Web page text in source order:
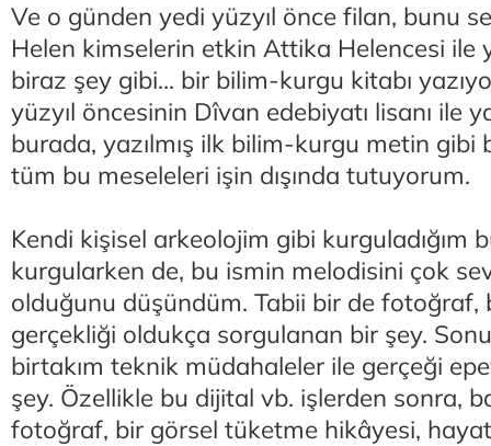
Ve o günden yedi yüzyıl önce filan, bunu
Helen kimselerin etkin Attika Helencesi ile
biraz şey gibi... bir bilim-kurgu kitabı
yüzyıl öncesinin Dîvan edebiyatı lisanı ile
burada, yazılmış ilk bilim-kurgu metin gibi
tüm bu meseleleri işin dışında tutuyorum.
Kendi kişisel arkeolojim gibi kurguladığım
kurgularken de, bu ismin melodisini çok
olduğunu düşündüm. Tabii bir de fotoğraf,
gerçekliği oldukça sorgulanan bir şey.
birtakım teknik müdahaleler ile gerçeği
şey. Özellikle bu dijital vb. işlerden sonra,
fotoğraf, bir görsel tüketme hikâyesi,